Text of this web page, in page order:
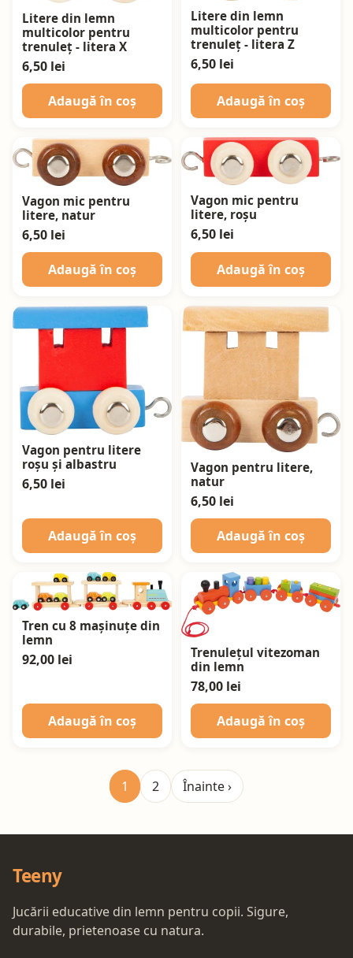
Litere din lemn
multicolor pentru
trenuleț - litera X
6,50 lei
Adaugă în coș
Litere din lemn
multicolor pentru
trenuleț - litera Z
6,50 lei
Adaugă în coș
Vagon mic pentru
litere, natur
6,50 lei
Adaugă în coș
Vagon mic pentru
litere, roșu
6,50 lei
Adaugă în coș
Vagon pentru litere
roșu și albastru
6,50 lei
Adaugă în coș
Vagon pentru litere,
natur
6,50 lei
Adaugă în coș
Tren cu 8 mașinuțe din
lemn
92,00 lei
Adaugă în coș
Trenulețul vitezoman
din lemn
78,00 lei
Adaugă în coș
1 2 Înainte ›
Teeny
Jucării educative din lemn pentru copii. Sigure,
durabile, prietenoase cu natura.